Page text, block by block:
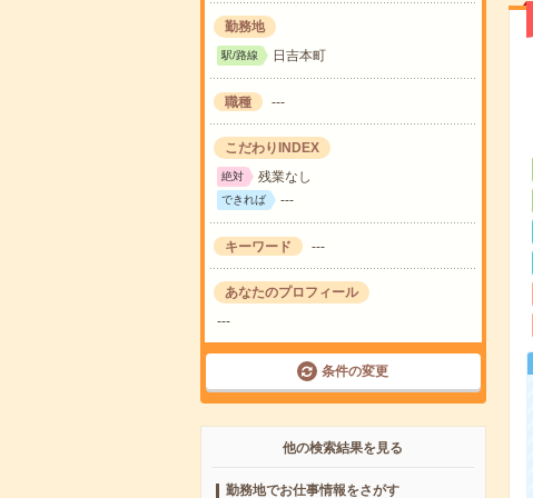
勤務地
駅/路線 日吉本町
職種 ---
こだわりINDEX
絶対 残業なし
できれば ---
キーワード ---
あなたのプロフィール
---
条件の変更
他の検索結果を見る
勤務地でお仕事情報をさがす